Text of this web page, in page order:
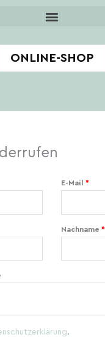
ONLINE-SHOP
E-Mail*
Nachname*
.